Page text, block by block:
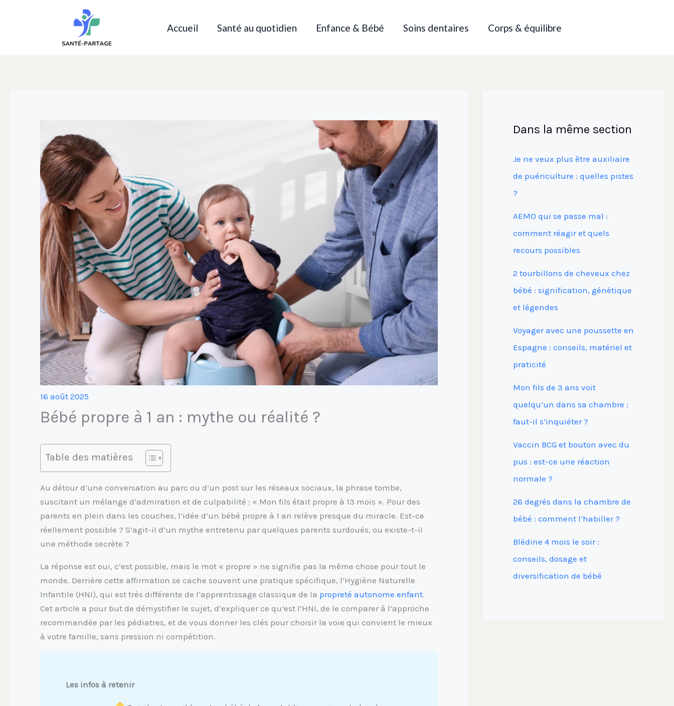
Accueil Santé au quotidien Enfance & Bébé Soins dentaires Corps & équilibre
16 août 2025
Bébé propre à 1 an : mythe ou réalité ?
Table des matières
Au détour d’une conversation au parc ou d’un post sur les réseaux sociaux, la phrase tombe,
suscitant un mélange d’admiration et de culpabilité : « Mon fils était propre à 13 mois ». Pour des
parents en plein dans les couches, l’idée d’un bébé propre à 1 an relève presque du miracle. Est-ce
réellement possible ? S’agit-il d’un mythe entretenu par quelques parents surdoués, ou existe-t-il
une méthode secrète ?
La réponse est oui, c’est possible, mais le mot « propre » ne signifie pas la même chose pour tout le
monde. Derrière cette affirmation se cache souvent une pratique spécifique, l’Hygiène Naturelle
Infantile (HNI), qui est très différente de l’apprentissage classique de la propreté autonome enfant.
Cet article a pour but de démystifier le sujet, d’expliquer ce qu’est l’HNI, de le comparer à l’approche
recommandée par les pédiatres, et de vous donner les clés pour choisir la voie qui convient le mieux
à votre famille, sans pression ni compétition.
Les infos à retenir
Dans la même section
Je ne veux plus être auxiliaire
de puériculture : quelles pistes
?
AEMO qui se passe mal :
comment réagir et quels
recours possibles
2 tourbillons de cheveux chez
bébé : signification, génétique
et légendes
Voyager avec une poussette en
Espagne : conseils, matériel et
praticité
Mon fils de 3 ans voit
quelqu’un dans sa chambre :
faut-il s’inquiéter ?
Vaccin BCG et bouton avec du
pus : est-ce une réaction
normale ?
26 degrés dans la chambre de
bébé : comment l’habiller ?
Blédine 4 mois le soir :
conseils, dosage et
diversification de bébé